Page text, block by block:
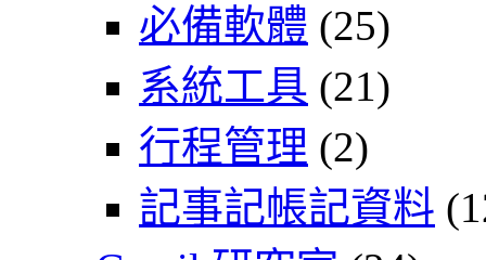
必備軟體 (25)
系統工具 (21)
行程管理 (2)
記事記帳記資料